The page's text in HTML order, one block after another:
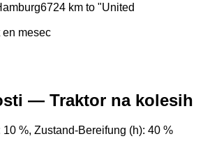
6724 km to "United
en mesec
— Traktor na kolesih
%, Zustand-Bereifung (h): 40 %